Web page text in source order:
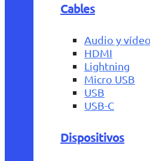
Cables
Audio y vídeo
HDMI
Lightning
Micro USB
USB
USB-C
Dispositivos